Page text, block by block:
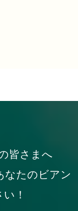
皆さまへ
なたのビアン
！